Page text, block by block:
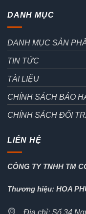
DANH MỤC
DANH MỤC SẢN
TIN TỨC
TÀI LIỆU
CHÍNH SÁCH BẢO
CHÍNH SÁCH ĐỔI
LIÊN HỆ
CÔNG TY TNHH TM
Thương hiệu: HOA
Địa chỉ: Số 34